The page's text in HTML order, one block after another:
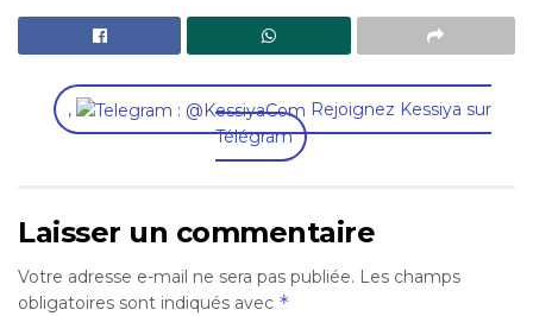
,
Rejoignez Kessiya sur
Télégram
Laisser un commentaire
Votre adresse e-mail ne sera pas publiée. Les champs
obligatoires sont indiqués avec *